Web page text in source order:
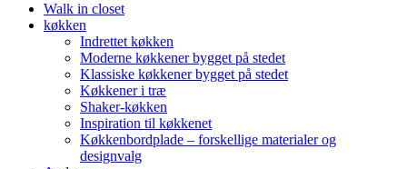
Walk in closet
køkken
Indrettet køkken
Moderne køkkener bygget på stedet
Klassiske køkkener bygget på stedet
Køkkener i træ
Shaker-køkken
Inspiration til køkkenet
Køkkenbordplade – forskellige materialer og
designvalg